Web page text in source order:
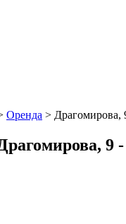
Оренда > Драгомирова,